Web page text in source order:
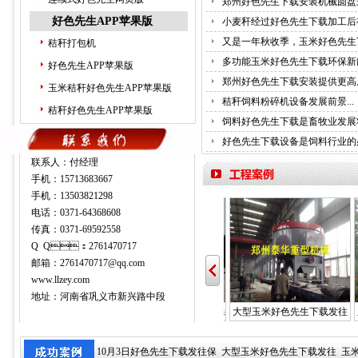
好色先生APP苹果版
秸秆打包机
好色先生APP苹果版
玉米秸秆好色先生APP苹果版
秸秆好色先生APP苹果版
联系人：付经理
手机：15713683667
手机：13503821298
电话：0371-64368608
传真：0371-69592558
Q Q：2761470717
邮箱：2761470717@qq.com
www.llzey.com
地址：河南省巩义市新兴路中段
秸秆好色先生网页版
生物质环保好色先生网页版
移动式大型好色先生下载
小麦秆经过好色先生下载加工
又是一年秋收季，玉米好色先
多功能玉米好色先生下载环保
郑州好色先生下载安装提供更
秸秆饲料粉碎机设备发展前景...
饲料好色先生下载是畜牧业发
好色先生下载设备是饲料行业
10月3日好色先生下载发往保 大型玉米好色先生下载发往
10月3日好色先生下载发往保 大型玉米好色先生下载发往 玉